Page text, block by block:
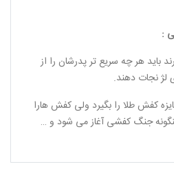
:
باید هر چه سریع تر پدرشان را از
نجات دهند.
کفش طلا را بگیرد ولی کفش هارا
جنگ کفشی آغاز می شود و …